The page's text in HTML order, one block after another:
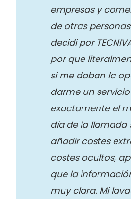
empresas y
de otras
decidi por
por que
si me daban la
darme un
exactamente el
día de la llamada
añadir costes
costes ocultos,
que la
muy clara. Mi